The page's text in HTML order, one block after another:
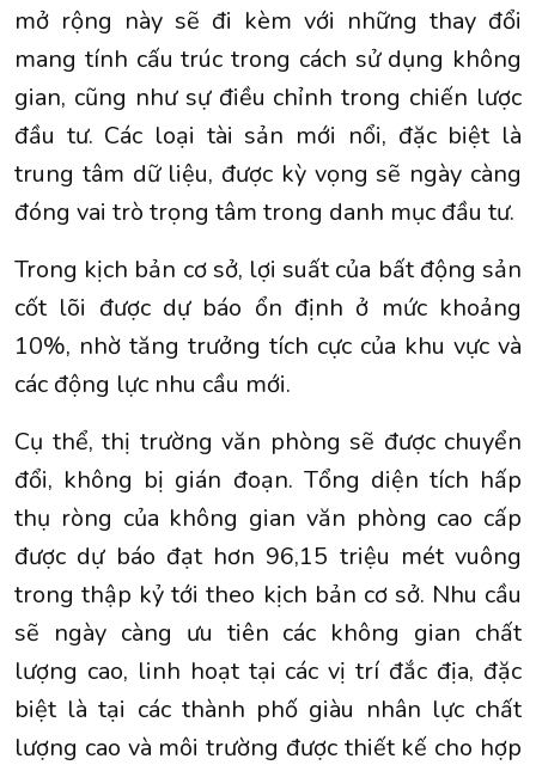
mở rộng này sẽ đi kèm với những thay đổi
mang tính cấu trúc trong cách sử dụng không
gian, cũng như sự điều chỉnh trong chiến lược
đầu tư. Các loại tài sản mới nổi, đặc biệt là
trung tâm dữ liệu, được kỳ vọng sẽ ngày càng
đóng vai trò trọng tâm trong danh mục đầu tư.
Trong kịch bản cơ sở, lợi suất của bất động sản
cốt lõi được dự báo ổn định ở mức khoảng
10%, nhờ tăng trưởng tích cực của khu vực và
các động lực nhu cầu mới.
Cụ thể, thị trường văn phòng sẽ được chuyển
đổi, không bị gián đoạn. Tổng diện tích hấp
thụ ròng của không gian văn phòng cao cấp
được dự báo đạt hơn 96,15 triệu mét vuông
trong thập kỷ tới theo kịch bản cơ sở. Nhu cầu
sẽ ngày càng ưu tiên các không gian chất
lượng cao, linh hoạt tại các vị trí đắc địa, đặc
biệt là tại các thành phố giàu nhân lực chất
lượng cao và môi trường được thiết kế cho hợp